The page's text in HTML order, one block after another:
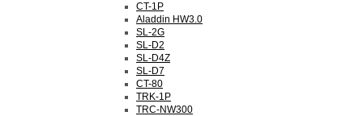
CT-1P
Aladdin HW3.0
SL-2G
SL-D2
SL-D4Z
SL-D7
CT-80
TRK-1P
TRC-NW300